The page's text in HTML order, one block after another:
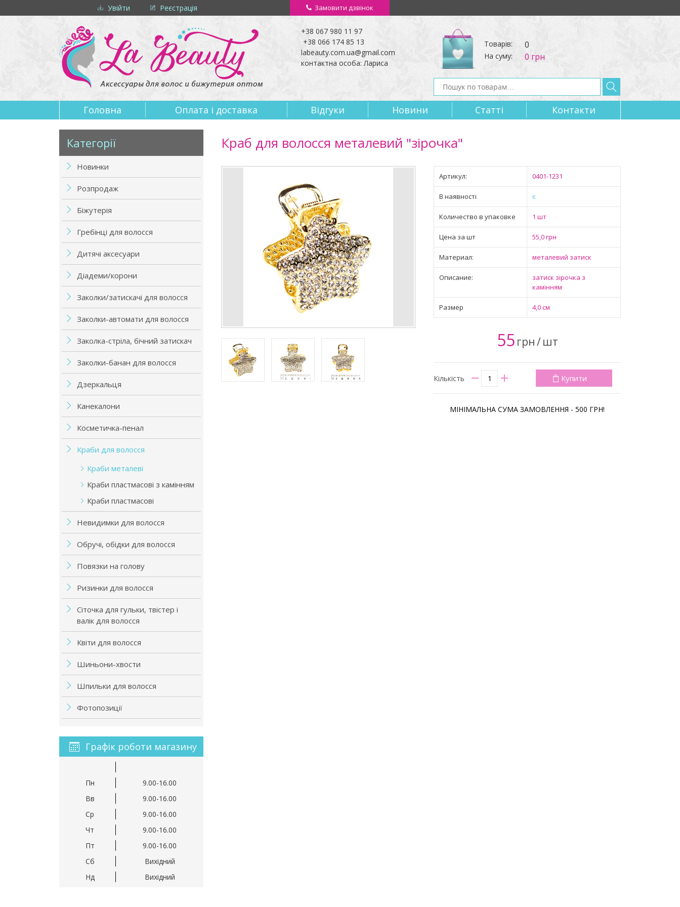
Увійти Реєстрація Замовити дзвінок
+38 067 980 11 97
+38 066 174 85 13
labeauty.com.ua@gmail.com
контактна особа: Лариса
Товарів: 0
На суму: 0 грн
Головна Оплата i доставка Вiдгуки Новини Статтi Контакти
Категорії
Новинки
Розпродаж
Біжутерія
Гребінці для волосся
Дитячі аксесуари
Діадеми/корони
Заколки/затискачі для волосся
Заколки-автомати для волосся
Заколка-стріла, бічний затискач
Заколки-банан для волосся
Дзеркальця
Канекалони
Косметичка-пенал
Краби для волосся
Краби металеві
Краби пластмасові з камінням
Краби пластмасові
Невидимки для волосся
Обручі, обідки для волосся
Повязки на голову
Ризинки для волосся
Сіточка для гульки, твістер і
валік для волосся
Квіти для волосся
Шиньони-хвости
Шпильки для волосся
Фотопозиції
Графік роботи магазину
Пн
9.00-16.00
Вв
9.00-16.00
Ср
9.00-16.00
Чт
9.00-16.00
Пт
9.00-16.00
Сб
Вихідний
Нд
Вихідний
Краб для волосся металевий "зірочка"
Артикул: 0401-1231
В наявності є
Количество в упаковке 1 шт
Цена за шт 55,0 грн
Материал: металевий затиск
Описание:
затиск зірочка з
камінням
Размер 4,0 см
55 грн/шт
Кількість Купити
МІНІМАЛЬНА СУМА ЗАМОВЛЕННЯ - 500 ГРН!